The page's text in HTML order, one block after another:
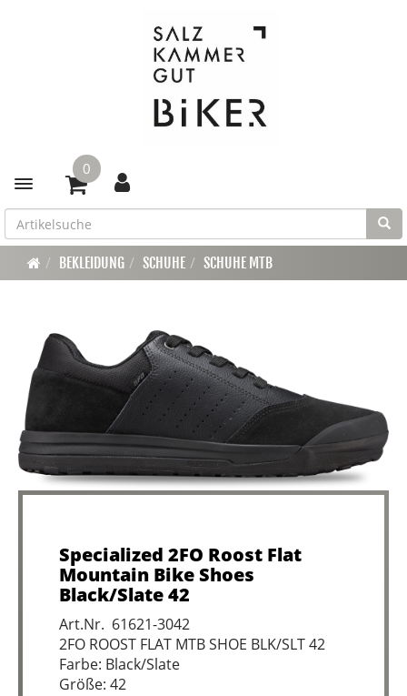
Toggle navigation
0
BEKLEIDUNG SCHUHE SCHUHE MTB
Specialized 2FO Roost Flat
Mountain Bike Shoes
Black/Slate 42
Art.Nr. 61621-3042
2FO ROOST FLAT MTB SHOE BLK/SLT 42
Farbe: Black/Slate
Größe: 42